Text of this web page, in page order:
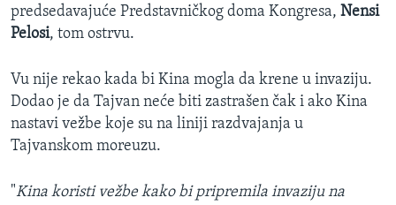
predsedavajuće Predstavničkog doma Kongresa, Nensi
Pelosi, tom ostrvu.
Vu nije rekao kada bi Kina mogla da krene u invaziju.
Dodao je da Tajvan neće biti zastrašen čak i ako Kina
nastavi vežbe koje su na liniji razdvajanja u
Tajvanskom moreuzu.
"Kina koristi vežbe kako bi pripremila invaziju na